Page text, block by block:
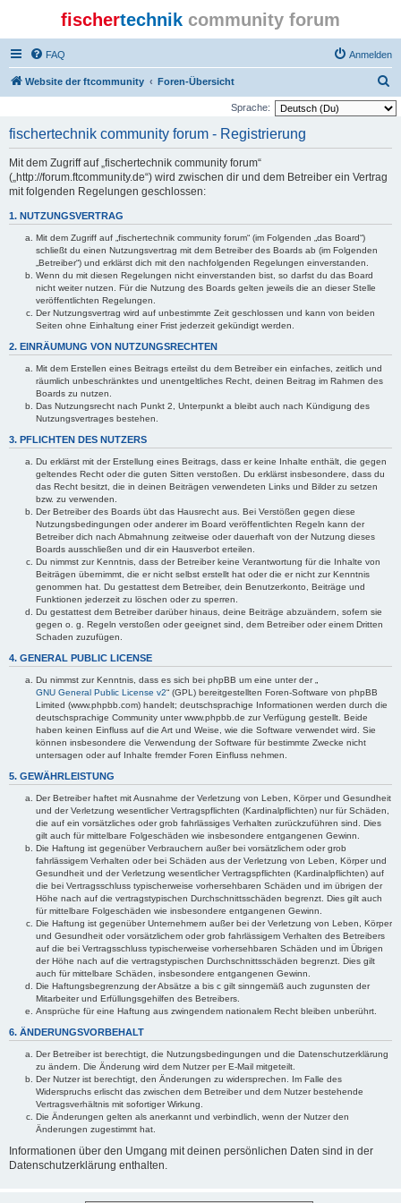
fischertechnik community forum
FAQ Anmelden
Website der ftcommunity Foren-Übersicht
u
Sprache:
fischertechnik community forum - Registrierung
Mit dem Zugriff auf „fischertechnik community forum“
(„http://forum.ftcommunity.de“) wird zwischen dir und dem Betreiber ein Vertrag
mit folgenden Regelungen geschlossen:
1. NUTZUNGSVERTRAG
Mit dem Zugriff auf „fischertechnik community forum“ (im Folgenden „das Board“)
schließt du einen Nutzungsvertrag mit dem Betreiber des Boards ab (im Folgenden
„Betreiber“) und erklärst dich mit den nachfolgenden Regelungen einverstanden.
Wenn du mit diesen Regelungen nicht einverstanden bist, so darfst du das Board
nicht weiter nutzen. Für die Nutzung des Boards gelten jeweils die an dieser Stelle
veröffentlichten Regelungen.
Der Nutzungsvertrag wird auf unbestimmte Zeit geschlossen und kann von beiden
Seiten ohne Einhaltung einer Frist jederzeit gekündigt werden.
2. EINRÄUMUNG VON NUTZUNGSRECHTEN
Mit dem Erstellen eines Beitrags erteilst du dem Betreiber ein einfaches, zeitlich und
räumlich unbeschränktes und unentgeltliches Recht, deinen Beitrag im Rahmen des
Boards zu nutzen.
Das Nutzungsrecht nach Punkt 2, Unterpunkt a bleibt auch nach Kündigung des
Nutzungsvertrages bestehen.
3. PFLICHTEN DES NUTZERS
Du erklärst mit der Erstellung eines Beitrags, dass er keine Inhalte enthält, die gegen
geltendes Recht oder die guten Sitten verstoßen. Du erklärst insbesondere, dass du
das Recht besitzt, die in deinen Beiträgen verwendeten Links und Bilder zu setzen
bzw. zu verwenden.
Der Betreiber des Boards übt das Hausrecht aus. Bei Verstößen gegen diese
Nutzungsbedingungen oder anderer im Board veröffentlichten Regeln kann der
Betreiber dich nach Abmahnung zeitweise oder dauerhaft von der Nutzung dieses
Boards ausschließen und dir ein Hausverbot erteilen.
Du nimmst zur Kenntnis, dass der Betreiber keine Verantwortung für die Inhalte von
Beiträgen übernimmt, die er nicht selbst erstellt hat oder die er nicht zur Kenntnis
genommen hat. Du gestattest dem Betreiber, dein Benutzerkonto, Beiträge und
Funktionen jederzeit zu löschen oder zu sperren.
Du gestattest dem Betreiber darüber hinaus, deine Beiträge abzuändern, sofern sie
gegen o. g. Regeln verstoßen oder geeignet sind, dem Betreiber oder einem Dritten
Schaden zuzufügen.
4. GENERAL PUBLIC LICENSE
Du nimmst zur Kenntnis, dass es sich bei phpBB um eine unter der „
GNU General Public License v2“ (GPL) bereitgestellten Foren-Software von phpBB
Limited (www.phpbb.com) handelt; deutschsprachige Informationen werden durch die
deutschsprachige Community unter www.phpbb.de zur Verfügung gestellt. Beide
haben keinen Einfluss auf die Art und Weise, wie die Software verwendet wird. Sie
können insbesondere die Verwendung der Software für bestimmte Zwecke nicht
untersagen oder auf Inhalte fremder Foren Einfluss nehmen.
5. GEWÄHRLEISTUNG
Der Betreiber haftet mit Ausnahme der Verletzung von Leben, Körper und Gesundheit
und der Verletzung wesentlicher Vertragspflichten (Kardinalpflichten) nur für Schäden,
die auf ein vorsätzliches oder grob fahrlässiges Verhalten zurückzuführen sind. Dies
gilt auch für mittelbare Folgeschäden wie insbesondere entgangenen Gewinn.
Die Haftung ist gegenüber Verbrauchern außer bei vorsätzlichem oder grob
fahrlässigem Verhalten oder bei Schäden aus der Verletzung von Leben, Körper und
Gesundheit und der Verletzung wesentlicher Vertragspflichten (Kardinalpflichten) auf
die bei Vertragsschluss typischerweise vorhersehbaren Schäden und im übrigen der
Höhe nach auf die vertragstypischen Durchschnittsschäden begrenzt. Dies gilt auch
für mittelbare Folgeschäden wie insbesondere entgangenen Gewinn.
Die Haftung ist gegenüber Unternehmern außer bei der Verletzung von Leben, Körper
und Gesundheit oder vorsätzlichem oder grob fahrlässigem Verhalten des Betreibers
auf die bei Vertragsschluss typischerweise vorhersehbaren Schäden und im Übrigen
der Höhe nach auf die vertragstypischen Durchschnittsschäden begrenzt. Dies gilt
auch für mittelbare Schäden, insbesondere entgangenen Gewinn.
Die Haftungsbegrenzung der Absätze a bis c gilt sinngemäß auch zugunsten der
Mitarbeiter und Erfüllungsgehilfen des Betreibers.
Ansprüche für eine Haftung aus zwingendem nationalem Recht bleiben unberührt.
6. ÄNDERUNGSVORBEHALT
Der Betreiber ist berechtigt, die Nutzungsbedingungen und die Datenschutzerklärung
zu ändern. Die Änderung wird dem Nutzer per E-Mail mitgeteilt.
Der Nutzer ist berechtigt, den Änderungen zu widersprechen. Im Falle des
Widerspruchs erlischt das zwischen dem Betreiber und dem Nutzer bestehende
Vertragsverhältnis mit sofortiger Wirkung.
Die Änderungen gelten als anerkannt und verbindlich, wenn der Nutzer den
Änderungen zugestimmt hat.
Informationen über den Umgang mit deinen persönlichen Daten sind in der
Datenschutzerklärung enthalten.